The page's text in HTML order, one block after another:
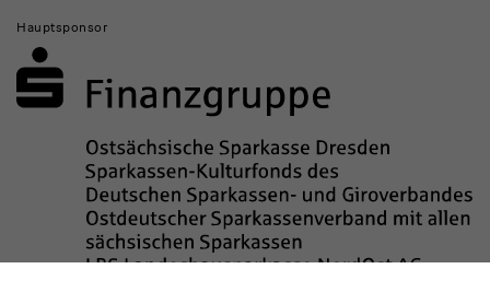
Hauptsponsor